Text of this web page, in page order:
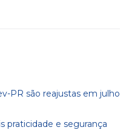
PR são reajustas em julho
praticidade e segurança